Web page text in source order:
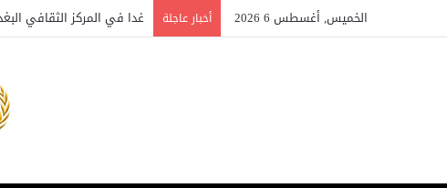
الخميس, أغسطس 6 2026 أخبار عاجلة غدا في المركز الثقافي